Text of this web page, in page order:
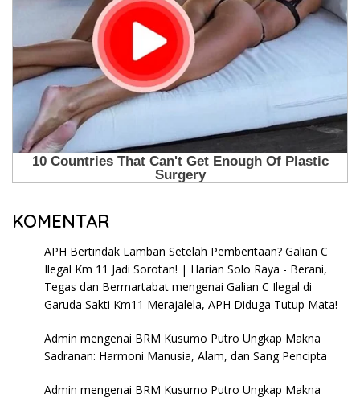
KOMENTAR
APH Bertindak Lamban Setelah Pemberitaan? Galian C
Ilegal Km 11 Jadi Sorotan! | Harian Solo Raya - Berani,
Tegas dan Bermartabat mengenai Galian C Ilegal di
Garuda Sakti Km11 Merajalela, APH Diduga Tutup Mata!
Admin mengenai BRM Kusumo Putro Ungkap Makna
Sadranan: Harmoni Manusia, Alam, dan Sang Pencipta
Admin mengenai BRM Kusumo Putro Ungkap Makna